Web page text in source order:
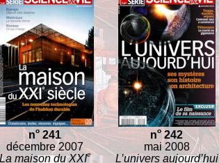
no 241
décembre 2007
maison du XXIe
no 242
mai 2008
L’univers aujourd’hui